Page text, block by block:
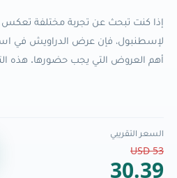
إذا كنت تبحث عن تجربة مختلفة تعكس
لإسطنبول، فإن عرض الدراويش في
أهم العروض التي يجب حضورها. هذه
السعر التقريبي
53 USD
30.39